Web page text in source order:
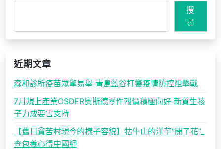
搜
尋
近期文章
森和診所疫苗眾擎易舉 青島藍谷打響疫情防控阻擊戰
7月規上產業OSDER奧斯德零件報價積極向好 新質生孩
子力成要害支持
【舊日貧苦村現今的樣子容貌】牯牛山的洋芋“開了花”_
查包養心得中國網